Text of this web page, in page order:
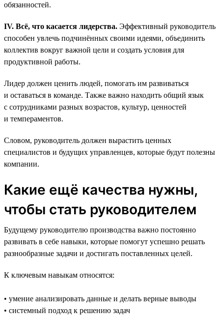
обязанностей.
IV. Всё, что касается лидерства. Эффективный руководитель
способен увлечь подчинённых своими идеями, объединить
коллектив вокруг важной цели и создать условия для
продуктивной работы.
Лидер должен ценить людей, помогать им развиваться
и оставаться в команде. Также важно находить общий язык
с сотрудниками разных возрастов, культур, ценностей
и темпераментов.
Словом, руководитель должен вырастить ценных
специалистов и будущих управленцев, которые будут полезны
компании.
Какие ещё качества нужны,
чтобы стать руководителем
Будущему руководителю производства важно постоянно
развивать в себе навыки, которые помогут успешно решать
разнообразные задачи и достигать поставленных целей.
К ключевым навыкам относятся:
• умение анализировать данные и делать верные выводы
• системный подход к решению задач